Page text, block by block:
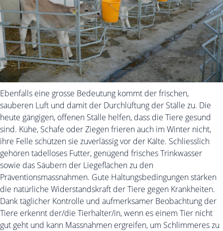
Ebenfalls eine grosse Bedeutung kommt der frischen,
sauberen Luft und damit der Durchlüftung der Ställe zu. Die
heute gängigen, offenen Ställe helfen, dass die Tiere gesund
sind. Kühe, Schafe oder Ziegen frieren auch im Winter nicht,
ihre Felle schützen sie zuverlässig vor der Kälte. Schliesslich
gehören tadelloses Futter, genügend frisches Trinkwasser
sowie das Säubern der Liegeflächen zu den
Präventionsmassnahmen. Gute Haltungsbedingungen stärken
die natürliche Widerstandskraft der Tiere gegen Krankheiten.
Dank täglicher Kontrolle und aufmerksamer Beobachtung der
Tiere erkennt der/die Tierhalter/in, wenn es einem Tier nicht
gut geht und kann Massnahmen ergreifen, um Schlimmeres zu